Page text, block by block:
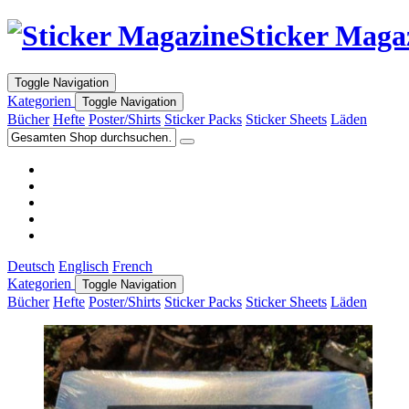
Sticker
Toggle Navigation
Kategorien Toggle Navigation
Bücher Hefte Poster/Shirts Sticker Packs Sticker Sheets Läden
Deutsch Englisch French
Kategorien
Toggle Navigation
Bücher Hefte Poster/Shirts Sticker Packs Sticker Sheets Läden